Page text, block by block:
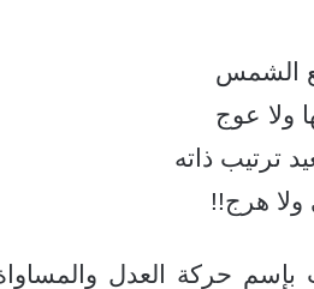
الشمس
ولا عوج
ترتيب ذاته
ولا هرج!!
بإسم حركة العدل